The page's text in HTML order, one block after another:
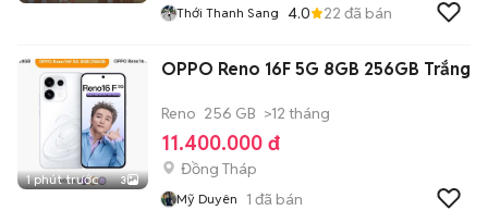
Thới Thanh Sang 4.0 22 đã bán
1 phút trước 3
OPPO Reno 16F 5G 8GB 256GB Trắng
Reno 256 GB >12 tháng
11.400.000 đ
Đồng Tháp
Mỹ Duyên 1 đã bán